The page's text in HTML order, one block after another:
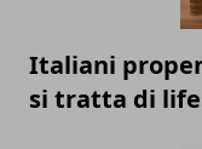
Italiani
si tratta di